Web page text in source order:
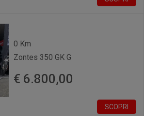
0 Km
Zontes 350 GK G
€ 6.800,00
SCOPRI